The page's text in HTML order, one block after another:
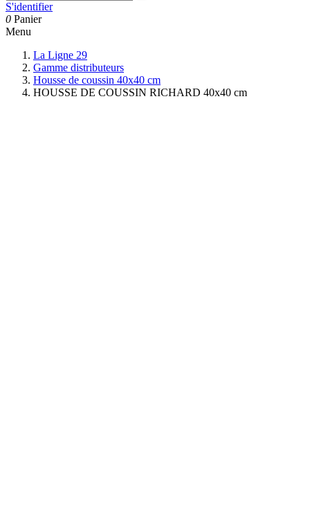
S'identifier
0 Panier
Menu
La Ligne 29
Gamme distributeurs
Housse de coussin 40x40 cm
HOUSSE DE COUSSIN RICHARD 40x40 cm